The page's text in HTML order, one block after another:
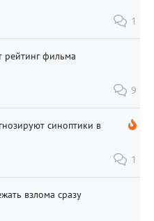
1
рейтинг фильма
9
синоптики в
1
взлома сразу